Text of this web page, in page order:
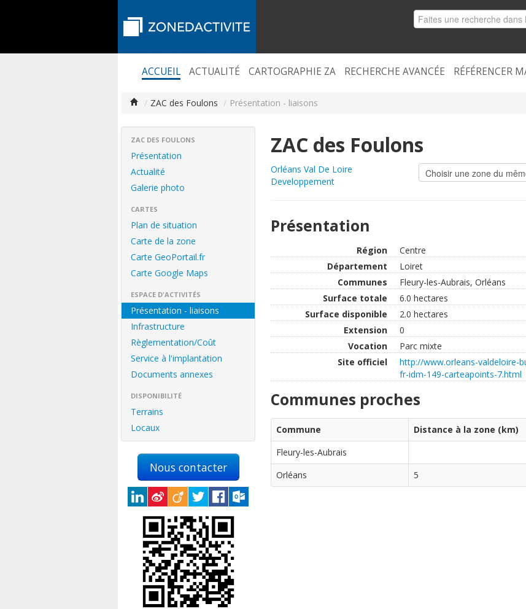
ACCUEIL ACTUALITÉ CARTOGRAPHIE ZA RECHERCHE AVANCÉE RÉFÉRENCER
/ ZAC des Foulons / Présentation - liaisons
ZAC DES FOULONS
Présentation
Actualité
Galerie photo
CARTES
Plan de situation
Carte de la zone
Carte GeoPortail.fr
Carte Google Maps
ESPACE D'ACTIVITÉS
Présentation - liaisons
Infrastructure
Règlementation/Coût
Service à l'implantation
Documents annexes
DISPONIBILITÉ
Terrains
Locaux
Nous contacter
ZAC des Foulons
Orléans Val De Loire
Developpement
Présentation
Région
Centre
Département
Loiret
Communes
Fleury-les-Aubrais, Orléans
Surface totale
6.0 hectares
Surface disponible
2.0 hectares
Extension
0
Vocation
Parc mixte
Site officiel
http://www.orleans-valdeloire-
fr-idm-149-carteapoints-7.html
Communes proches
Commune Distance à la zone (km)
Fleury-les-Aubrais
Orléans
5